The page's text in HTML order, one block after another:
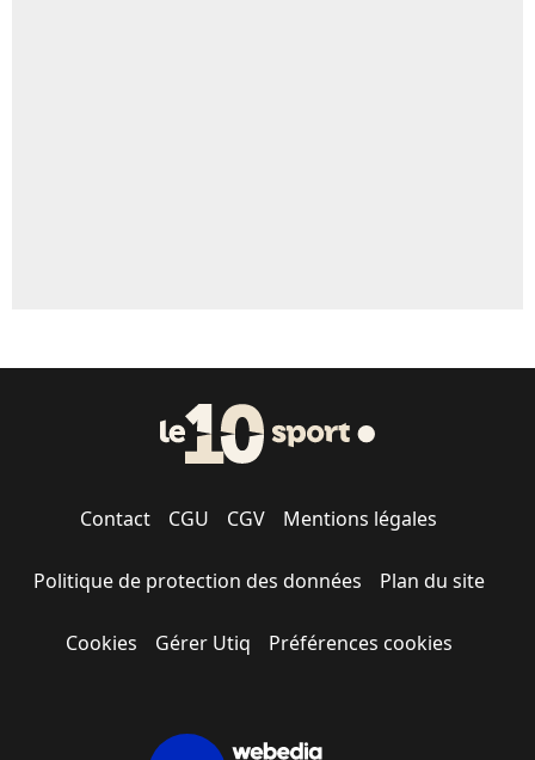
Contact CGU CGV Mentions légales
Politique de protection des données Plan du site
Cookies Gérer Utiq Préférences cookies